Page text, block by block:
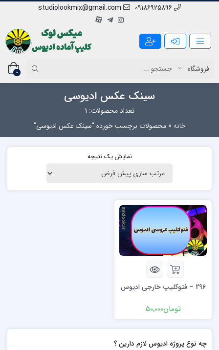
09186925896
studiolookmix@gmail.com
0
سینک عکس ادیوسی
تعداد محصولات: 1
خانه»محصولات برچسب خورده “سینک عکس ادیوسی”
نمایش یک نتیجه
296 – فتوکلیپ خارجی ادیوس
تومان50,000
چه نوع پروژه ادیوس لازم دارین ؟